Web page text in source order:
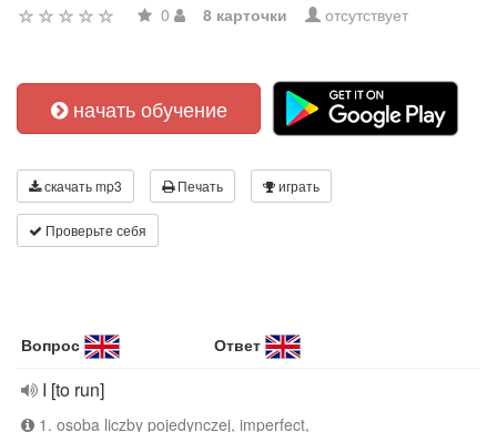
0 8 карточки отсутствует
начать обучение
скачать mp3 Печать играть
Проверьте себя
Вопрос Ответ
I [to run]
1. osoba liczby pojedynczej, imperfect,